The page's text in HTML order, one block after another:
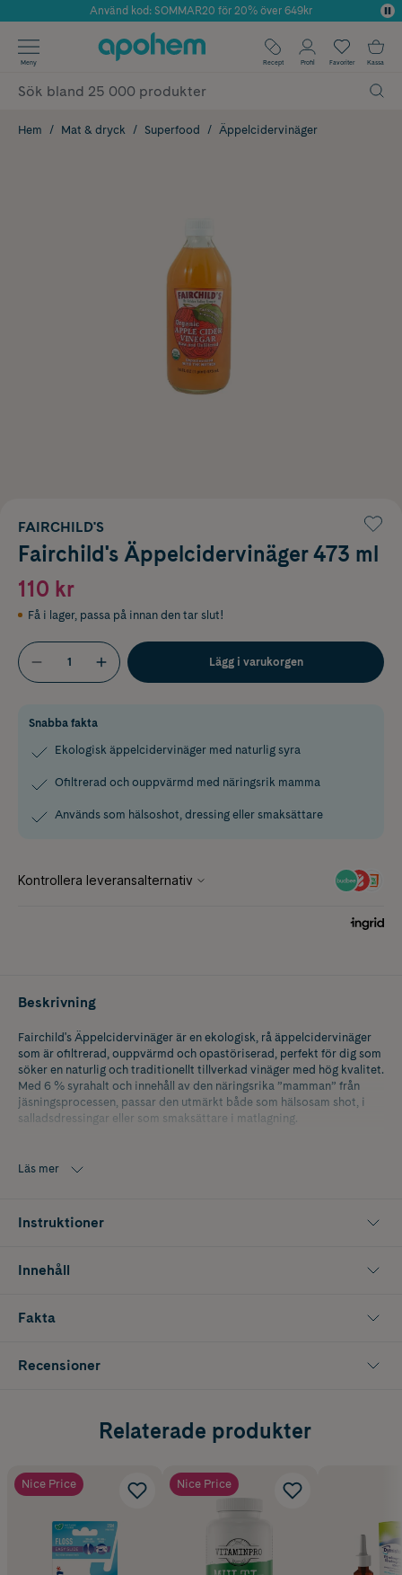
Årets Butik 2025 inom Skönhet
Använd kod: SOMMAR20 för 20% över 649kr
✓ Fri frakt
✓ Poäng på alla köp*
Meny Recept Profil Favoriter Kassa
Hem Mat & dryck Superfood Äppelcidervinäger
FAIRCHILD'S
Fairchild's Äppelcidervinäger 473 ml
110 kr
Få i lager, passa på innan den tar slut!
Lägg i varukorgen
Snabba fakta
Ekologisk äppelcidervinäger med naturlig syra
Ofiltrerad och ouppvärmd med näringsrik mamma
Används som hälsoshot, dressing eller smaksättare
Beskrivning
Fairchild's Äppelcidervinäger är en ekologisk, rå äppelcidervinäger
som är ofiltrerad, ouppvärmd och opastöriserad, perfekt för dig som
söker en naturlig och traditionellt tillverkad vinäger med hög kvalitet.
Med 6 % syrahalt och innehåll av den näringsrika ”mamman” från
jäsningsprocessen, passar den utmärkt både som hälsosam shot, i
salladsdressingar eller som smaksättare i matlagning.
ekologiska äpplen, vilket garanterar en fräsch, fruktig smak med
Ekologisk. Vegansk.
Läs mer
Instruktioner
Innehåll
Fakta
Recensioner
Relaterade produkter
Nice Price Nice Price